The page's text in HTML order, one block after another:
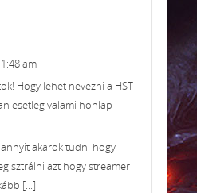
am
Hogy lehet nevezni a HST-
esetleg valami honlap
annyit akarok tudni hogy
azt hogy streamer
[...]